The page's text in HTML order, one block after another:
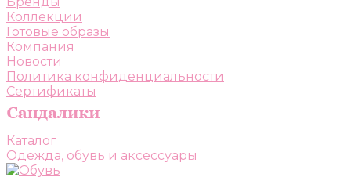
Коллекции
Готовые образы
Компания
Новости
Политика конфиденциальности
Сертификаты
Каталог
Одежда, обувь и аксессуары